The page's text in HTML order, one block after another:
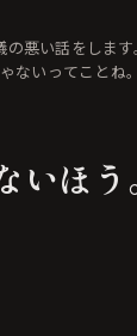
悪い話をしま
ないってことね
いほう